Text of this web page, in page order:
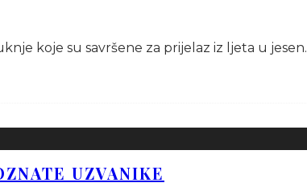
koje su savršene za prijelaz iz ljeta u jesen.
UZVANIKE